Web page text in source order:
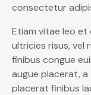
consectetur
Etiam vitae leo et
ultricies risus, vel
finibus congue
augue placerat,
placerat finibus